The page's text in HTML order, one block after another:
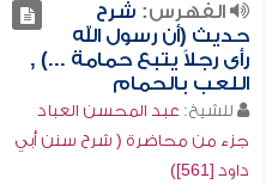
الفهرس: شرح
حديث (أن رسول الله
رأى رجلاً يتبع حمامة ...) ,
اللعب بالحمام
للشيخ: عبد المحسن العباد
جزء من محاضرة ( شرح سنن أبي
داود [561])